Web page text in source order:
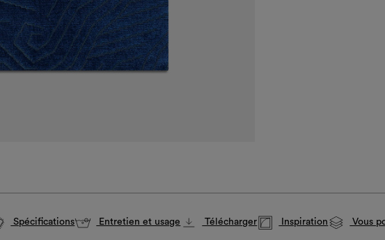
Spécifications Entretien et usage Télécharger Inspiration Vous